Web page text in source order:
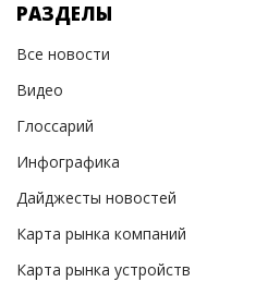
РАЗДЕЛЫ
Все новости
Видео
Глоссарий
Инфографика
Дайджесты новостей
Карта рынка компаний
Карта рынка устройств